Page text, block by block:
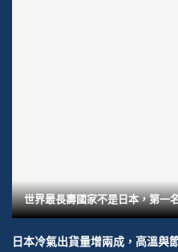
世界最長壽國家不是日本，第一
日本冷氣出貨量增兩成，高溫與